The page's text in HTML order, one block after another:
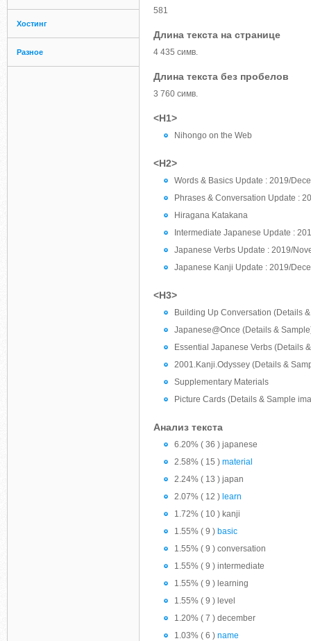
Хостинг
Разное
581
Длина текста на странице
4 435 симв.
Длина текста без пробелов
3 760 симв.
<H1>
Nihongo on the Web
<H2>
Words & Basics Update : 2019/
Phrases & Conversation Update :
Hiragana Katakana
Intermediate Japanese Update :
Japanese Verbs Update : 2019/
Japanese Kanji Update : 2019/
<H3>
Building Up Conversation (Details
Japanese@Once (Details &
Essential Japanese Verbs (Details
2001.Kanji.Odyssey (Details &
Supplementary Materials
Picture Cards (Details & Sample
Анализ текста
6.20% ( 36 ) japanese
2.58% ( 15 ) material
2.24% ( 13 ) japan
2.07% ( 12 ) learn
1.72% ( 10 ) kanji
1.55% ( 9 ) basic
1.55% ( 9 ) conversation
1.55% ( 9 ) intermediate
1.55% ( 9 ) learning
1.55% ( 9 ) level
1.20% ( 7 ) december
1.03% ( 6 ) name